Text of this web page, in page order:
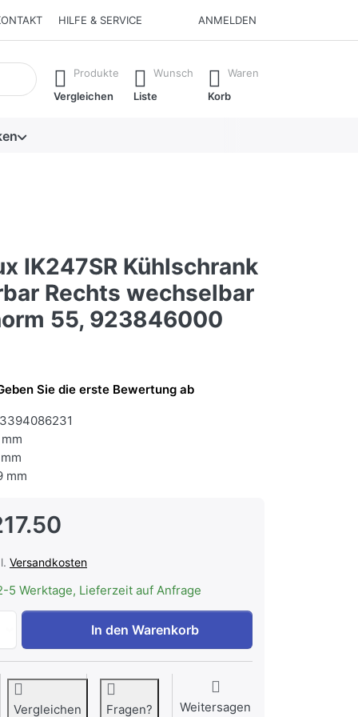
HILFE & SERVICE ANMELDEN
erste Ergebnisse. Drücken Sie die Eingabetaste, um alle
Produkte
Vergleichen
Wunsch
Liste
Waren
Korb
IK247SR Kühlschrank
Rechts wechselbar
55, 923846000
Sie die erste Bewertung ab
mm
Versandkosten
5 Werktage, Lieferzeit auf Anfrage
Electrolux IK247SR Kühlschrank Integrierbar Rechts
In den Warenkorb
Vergleichen Fragen? Weitersagen